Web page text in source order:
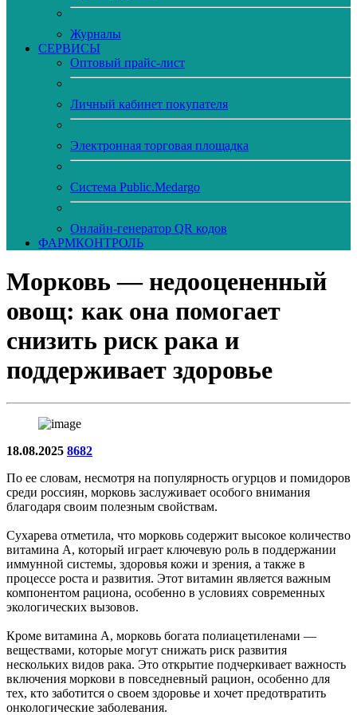
Журналы
CЕРВИСЫ
Оптовый прайс-лист
Личный кабинет покупателя
Электронная торговая площадка
Система Public.Medargo
Онлайн-генератор QR кодов
ФАРМКОНТРОЛЬ
Морковь — недооцененный
овощ: как она помогает
снизить риск рака и
поддерживает здоровье
18.08.2025 8682
По ее словам, несмотря на популярность огурцов и помидоров
среди россиян, морковь заслуживает особого внимания
благодаря своим полезным свойствам.
Сухарева отметила, что морковь содержит высокое количество
витамина А, который играет ключевую роль в поддержании
иммунной системы, здоровья кожи и зрения, а также в
процессе роста и развития. Этот витамин является важным
компонентом рациона, особенно в условиях современных
экологических вызовов.
Кроме витамина А, морковь богата полиацетиленами —
веществами, которые могут снижать риск развития
нескольких видов рака. Это открытие подчеркивает важность
включения моркови в повседневный рацион, особенно для
тех, кто заботится о своем здоровье и хочет предотвратить
онкологические заболевания.